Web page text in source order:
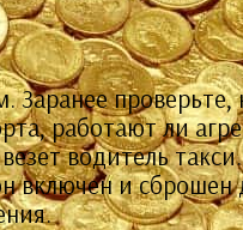
проверьте,
работают ли
водитель
включен и сброшен